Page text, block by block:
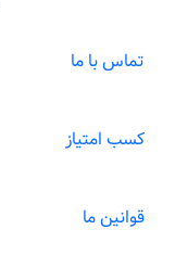
تماس با ما
کسب امتیاز
قوانین ما